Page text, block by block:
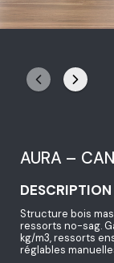
AURA –
Structure bois
ressorts no-sag.
kg/m3, ressorts
réglables